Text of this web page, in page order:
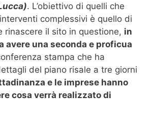
. L’obiettivo di quelli che
complessivi è quello di
rinascere il sito in questione, in
avere una seconda e proficua
stampa che ha
del piano risale a tre giorni
e le imprese hanno
cosa verrà realizzato di